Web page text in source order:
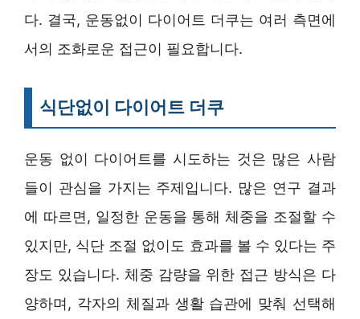
다. 결국, 운동없이 다이어트 더쿠는 여러 측면에
서의 조화로운 접근이 필요합니다.
식단없이 다이어트 더쿠
운동 없이 다이어트를 시도하는 것은 많은 사람
들이 관심을 가지는 주제입니다. 많은 연구 결과
에 따르면, 일정한 운동을 통해 체중을 조절할 수
있지만, 식단 조절 없이도 효과를 볼 수 있다는 주
장도 있습니다. 체중 감량을 위한 접근 방식은 다
양하며, 각자의 체질과 생활 습관에 맞춰 선택해